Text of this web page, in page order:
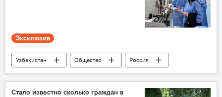
Эксклюзив
Узбекистан Общество
Россия
фармацевтика
сотрудничество
лекарства
Стало известно сколько граждан в